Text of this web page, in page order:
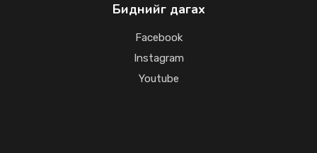
Биднийг дагах
Facebook
Instagram
Youtube